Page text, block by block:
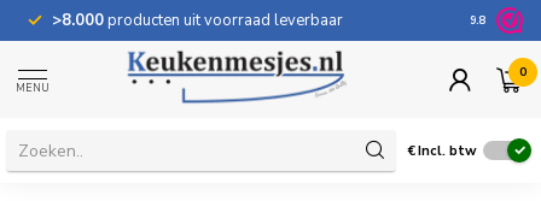
>8.000producten uit voorraad leverbaar 100
9.8
MENU
0
€Incl. btw